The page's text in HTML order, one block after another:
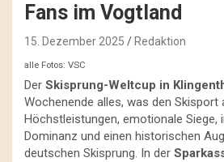
Fans im Vogtland
15. Dezember 2025 Redaktion
alle Fotos: VSC
Der Skisprung-Weltcup in
Wochenende alles, was den
Höchstleistungen, emotionale Siege,
Dominanz und einen historischen
deutschen Skisprung. In der